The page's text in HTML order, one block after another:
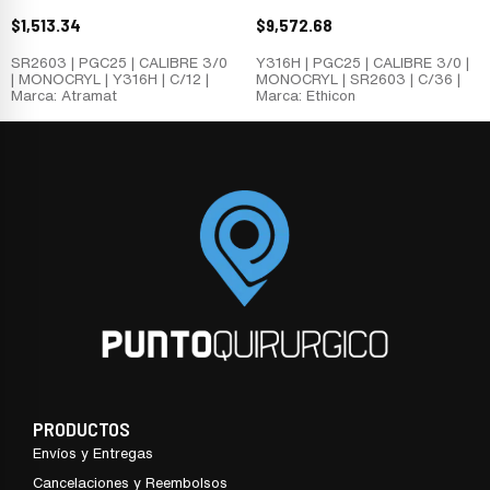
$1,513.34
SR2603 | PGC25 | CALIBRE 3/0
| MONOCRYL | Y316H | C/12 |
Marca: Atramat
$9,572.68
Y316H | PGC25 | CALIBRE 3/0 |
MONOCRYL | SR2603 | C/36 |
Marca: Ethicon
PRODUCTOS
Envíos y Entregas
Cancelaciones y Reembolsos